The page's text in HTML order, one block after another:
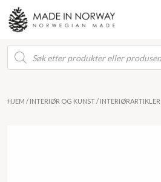
Products
search
HJEM / INTERIØR OG KUNST/ INTERIØRARTIKLER